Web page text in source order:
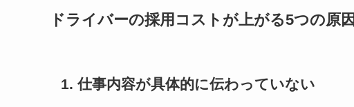
ドライバーの採用コストが上がる5つの原因
1. 仕事内容が具体的に伝わっていない